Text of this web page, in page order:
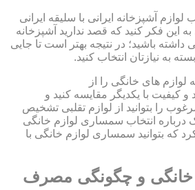
لوازم آشپزخانه ایرانی با سلیقه ایرانی
فکر کنید که قصد ندارید آشپزخانه
داشته باشید؛ در نتیجه بهتر است تا جایی
به نیازتان انتخاب کنید.
های خانگی را از
و کیفیت با یکدیگر مقایسه کنید و
را بتوانید از لوازم تقلبی تشخیص
درباره انتخاب سمساری لوازم خانگی
که بتوانید سمساری لوازم خانگی با
خانگی و چگونگی مصرف